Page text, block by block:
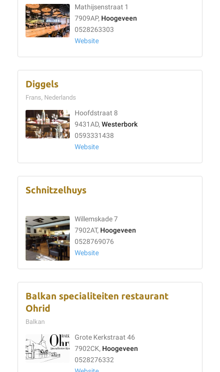
Mathijsenstraat 1
7909AP, Hoogeveen
0528263303
Website
Diggels
Frans, Nederlands
Hoofdstraat 8
9431AD, Westerbork
0593331438
Website
Schnitzelhuys
Willemskade 7
7902AT, Hoogeveen
0528769076
Website
Balkan specialiteiten restaurant
Ohrid
Balkan
Grote Kerkstraat 46
7902CK, Hoogeveen
0528276332